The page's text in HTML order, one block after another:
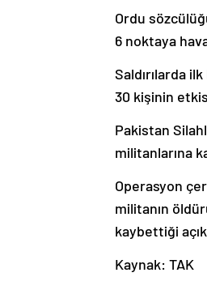
Ordu
6 noktaya
Saldırılarda
30 kişinin
Pakistan
militanlarına
Operasyon
militanın
kaybettiği
Kaynak: TAK